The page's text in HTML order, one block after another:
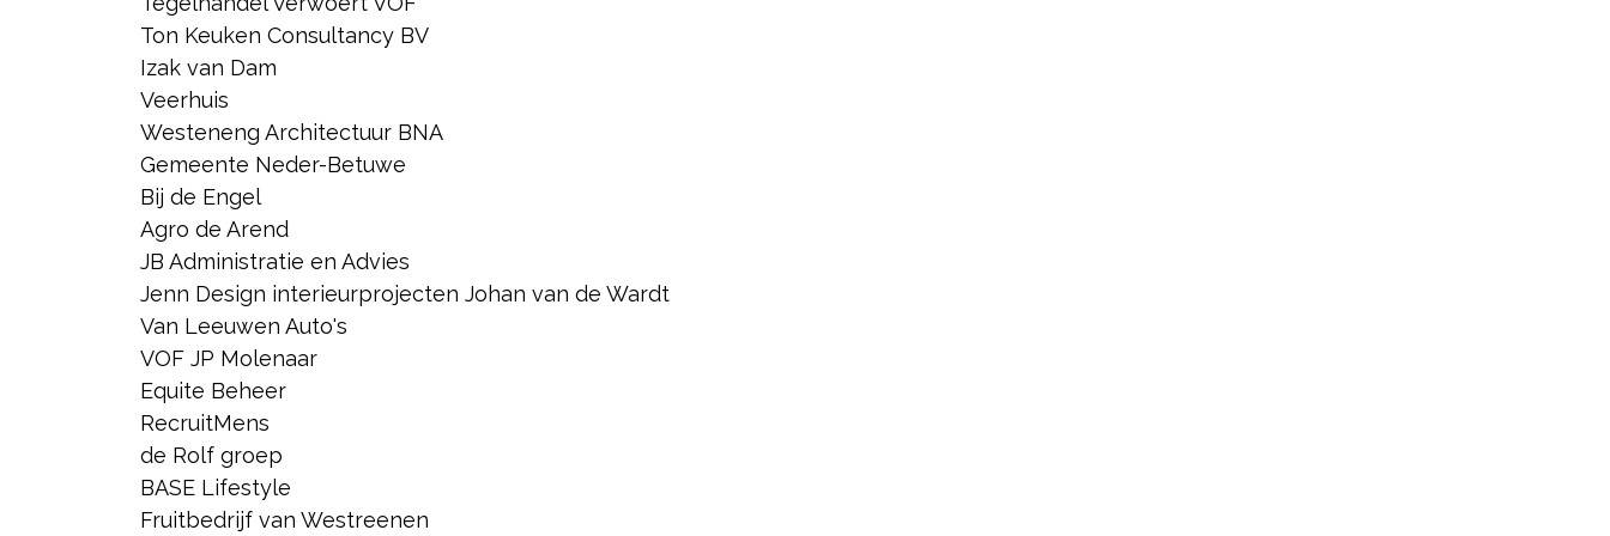
Ton Keuken Consultancy BV
Izak van Dam
Veerhuis
Westeneng Architectuur BNA
Gemeente Neder-Betuwe
Bij de Engel
Agro de Arend
JB Administratie en Advies
Jenn Design interieurprojecten Johan van de Wardt
Van Leeuwen Auto's
VOF JP Molenaar
Equite Beheer
RecruitMens
de Rolf groep
BASE Lifestyle
Fruitbedrijf van Westreenen